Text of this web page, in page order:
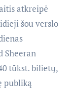
atkreipė
šou verslo
Sheeran
tūkst. bilietų,
publiką